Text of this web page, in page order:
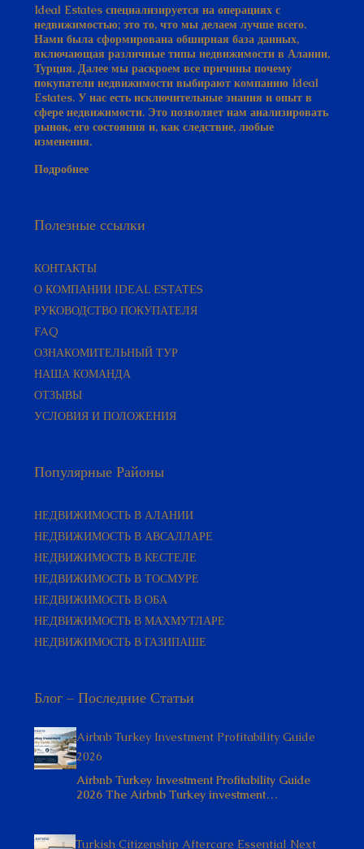
Ideal Estates специализируется на операциях с
недвижимостью; это то, что мы делаем лучше всего.
Нами была сформирована обширная база данных,
включающая различные типы недвижимости в Алании,
Турция. Далее мы раскроем все причины почему
покупатели недвижимости выбирают компанию Ideal
Estates. У нас есть исключительные знания и опыт в
сфере недвижимости. Это позволяет нам анализировать
рынок, его состояния и, как следствие, любые
изменения.
Подробнее
Полезные ссылки
КОНТАКТЫ
О КОМПАНИИ IDEAL ESTATES
РУКОВОДСТВО ПОКУПАТЕЛЯ​
FAQ
ОЗНАКОМИТЕЛЬНЫЙ ТУР
НАША КОМАНДА
ОТЗЫВЫ
УСЛОВИЯ И ПОЛОЖЕНИЯ
Популярные Районы
НЕДВИЖИМОСТЬ В АЛАНИИ
НЕДВИЖИМОСТЬ В АВСАЛЛАРЕ
НЕДВИЖИМОСТЬ В КЕСТЕЛЕ
НЕДВИЖИМОСТЬ В ТОСМУРЕ
НЕДВИЖИМОСТЬ В ОБА
НЕДВИЖИМОСТЬ В МАХМУТЛАРЕ
НЕДВИЖИМОСТЬ В ГАЗИПАШЕ
Блог – Последние Статьи
Airbnb Turkey Investment Profitability Guide
2026
Airbnb Turkey Investment Profitability Guide
2026 The Airbnb Turkey investment…
Turkish Citizenship Aftercare Essential Next